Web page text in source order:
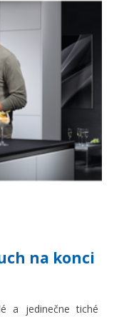
na konci
a jedinečne tiché